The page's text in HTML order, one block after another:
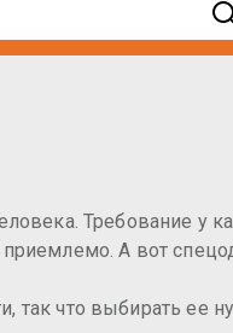
Требование
А вот
так что выбирать